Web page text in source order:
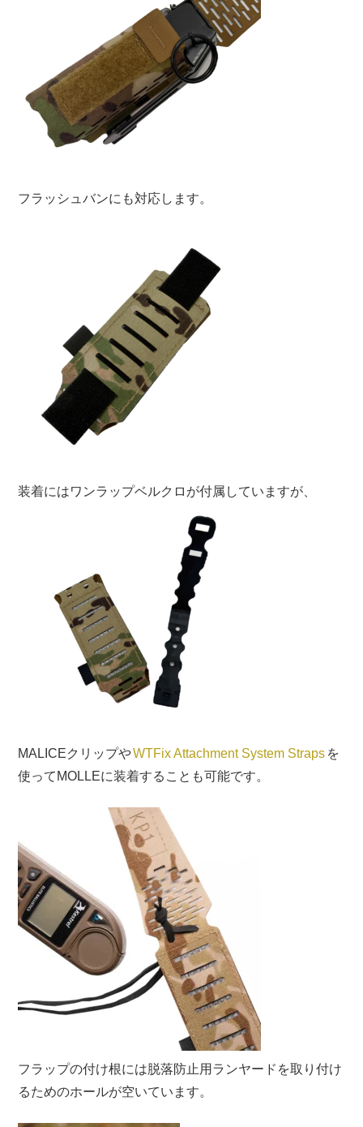
フラッシュバンにも対応します。
装着にはワンラップベルクロが付属していますが、
MALICEクリップやWTFix Attachment System Straps を
使ってMOLLEに装着することも可能です。
フラップの付け根には脱落防止用ランヤードを取り付け
るためのホールが空いています。